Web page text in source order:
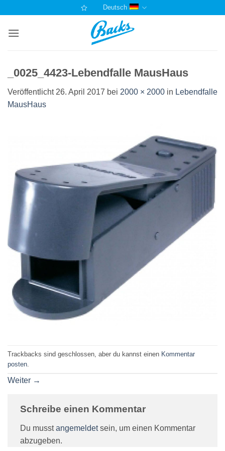
springen
Deutsch
_0025_4423-Lebendfalle MausHaus
Veröffentlicht 26. April 2017 bei 2000 × 2000 in Lebendfalle
MausHaus
Trackbacks sind geschlossen, aber du kannst einen Kommentar
posten
Weiter →
Schreibe einen Kommentar
Du musstangemeldetsein, um einen Kommentar
abzugeben.